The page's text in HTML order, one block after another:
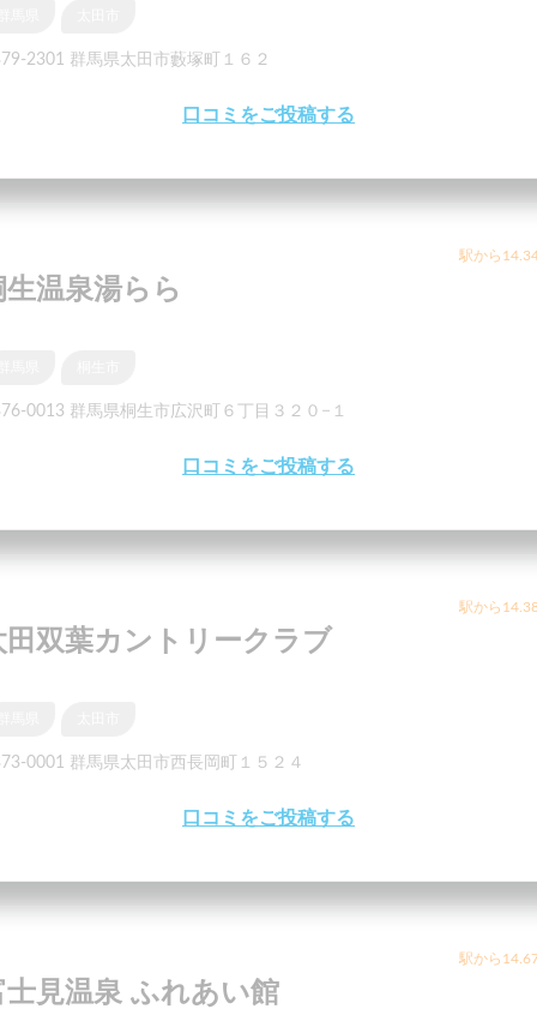
2301 群馬県太田市藪塚町１６２
口コミをご投稿する
駅から
生温泉湯らら
0013 群馬県桐生市広沢町６丁目３２０−１
口コミをご投稿する
駅から
田双葉カントリークラブ
0001 群馬県太田市西長岡町１５２４
口コミをご投稿する
駅から
士見温泉 ふれあい館